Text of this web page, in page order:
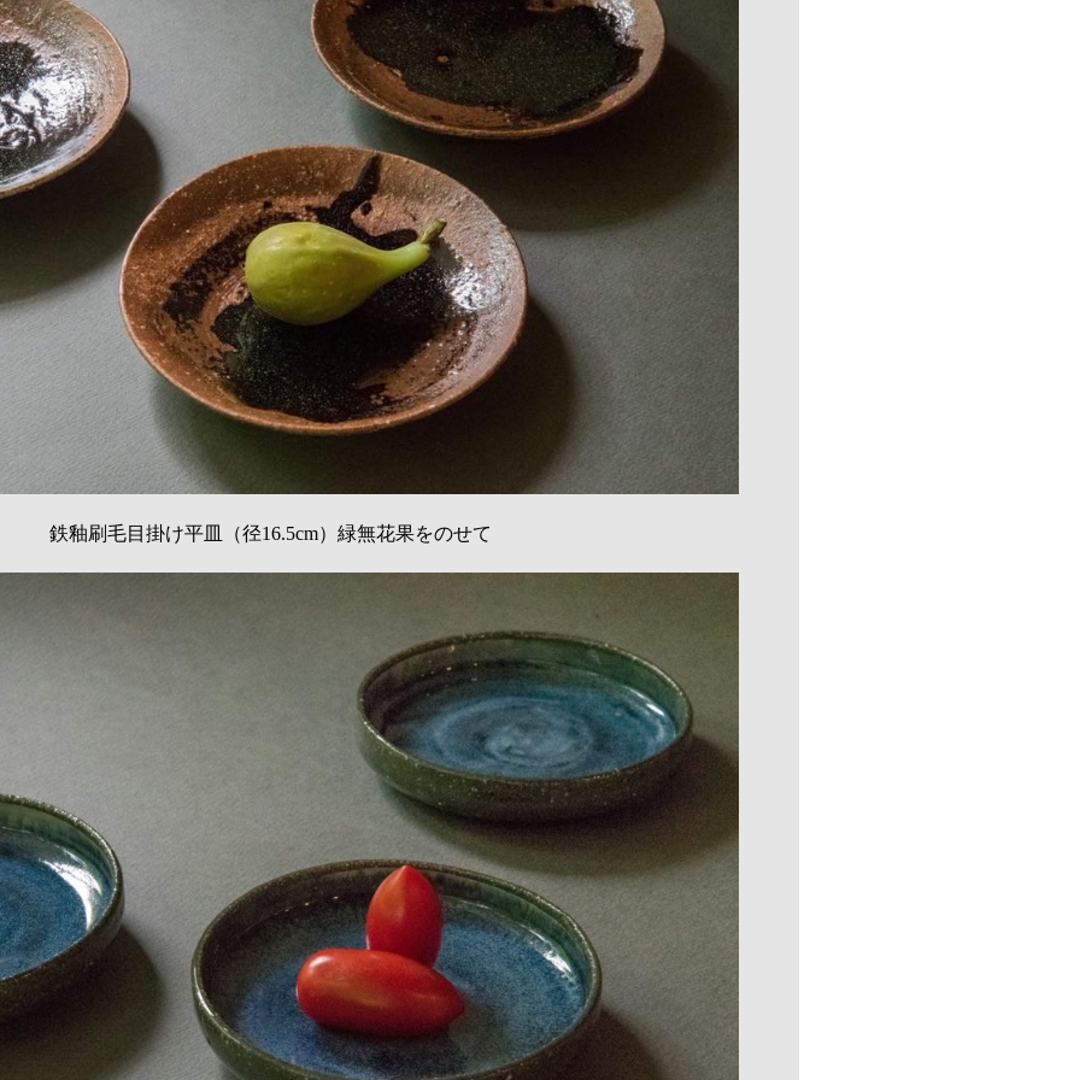
鉄釉刷毛目掛け平皿（径16.5cm）緑無花果をのせて